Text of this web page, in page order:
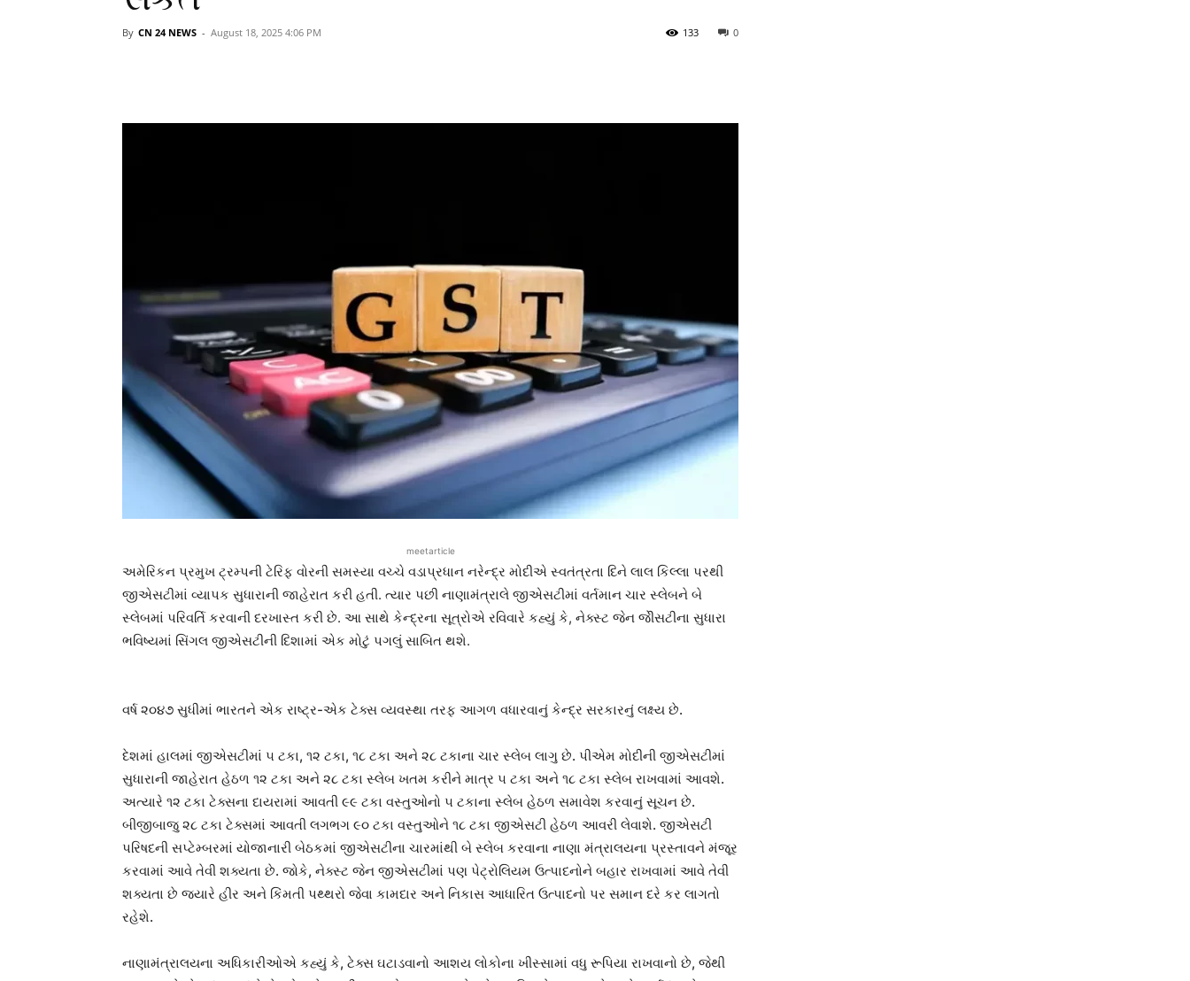
By CN 24 NEWS - August 18, 2025 4:06 PM 0
133
meetarticle
અમેરિકન પ્રમુખ ટ્રમ્પની ટેરિફ વોરની સમસ્યા વચ્ચે વડાપ્રધાન નરેન્દ્ર મોદીએ સ્વતંત્રતા દિને લાલ કિલ્લા પરથી
જીએસટીમાં વ્યાપક સુધારાની જાહેરાત કરી હતી. ત્યાર પછી નાણામંત્રાલે જીએસટીમાં વર્તમાન ચાર સ્લેબને બે
સ્લેબમાં પરિવર્તિ કરવાની દરખાસ્ત કરી છે. આ સાથે કેન્દ્રના સૂત્રોએ રવિવારે કહ્યું કે, નેક્સ્ટ જેન જીેસટીના સુધારા
ભવિષ્યમાં સિંગલ જીએસટીની દિશામાં એક મોટું પગલું સાબિત થશે.
વર્ષ ૨૦૪૭ સુધીમાં ભારતને એક રાષ્ટ્ર-એક ટેક્સ વ્યવસ્થા તરફ આગળ વધારવાનું કેન્દ્ર સરકારનું લક્ષ્ય છે.
દેશમાં હાલમાં જીએસટીમાં ૫ ટકા, ૧૨ ટકા, ૧૮ ટકા અને ૨૮ ટકાના ચાર સ્લેબ લાગુ છે. પીએમ મોદીની જીએસટીમાં
સુધારાની જાહેરાત હેઠળ ૧૨ ટકા અને ૨૮ ટકા સ્લેબ ખતમ કરીને માત્ર ૫ ટકા અને ૧૮ ટકા સ્લેબ રાખવામાં આવશે.
અત્યારે ૧૨ ટકા ટેક્સના દાયરામાં આવતી ૯૯ ટકા વસ્તુઓનો ૫ ટકાના સ્લેબ હેઠળ સમાવેશ કરવાનું સૂચન છે.
બીજીબાજુ ૨૮ ટકા ટેક્સમાં આવતી લગભગ ૯૦ ટકા વસ્તુઓને ૧૮ ટકા જીએસટી હેઠળ આવરી લેવાશે. જીએસટી
પરિષદની સપ્ટેમ્બરમાં યોજાનારી બેઠકમાં જીએસટીના ચારમાંથી બે સ્લેબ કરવાના નાણા મંત્રાલયના પ્રસ્તાવને મંજૂર
કરવામાં આવે તેવી શક્યતા છે. જોકે, નેક્સ્ટ જેન જીએસટીમાં પણ પેટ્રોલિયમ ઉત્પાદનોને બહાર રાખવામાં આવે તેવી
શક્યતા છે જ્યારે હીર અને કિંમતી પથ્થરો જેવા કામદાર અને નિકાસ આધારિત ઉત્પાદનો પર સમાન દરે કર લાગતો
રહેશે.
નાણામંત્રાલયના અધિકારીઓએ કહ્યું કે, ટેક્સ ઘટાડવાનો આશય લોકોના ખીસ્સામાં વધુ રૂપિયા રાખવાનો છે, જેથી